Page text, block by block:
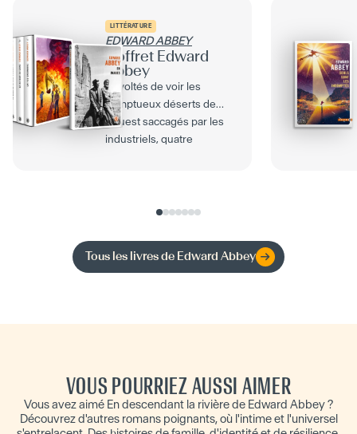
LITTÉRATURE
EDWARD ABBEY
Coffret Edward
Abbey
Révoltés de voir les
somptueux déserts de
l’Ouest saccagés par les
industriels, quatre
Tous les livres de Edward Abbey
VOUS POURRIEZ AUSSI AIMER
Vous avez aimé En descendant la rivière de Edward Abbey ?
Découvrez d'autres romans poignants, où l'intime et l'universel